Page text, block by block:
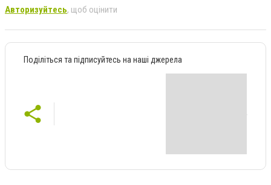
Авторизуйтесь, щоб оцінити
Поділіться та підписуйтесь на наші джерела